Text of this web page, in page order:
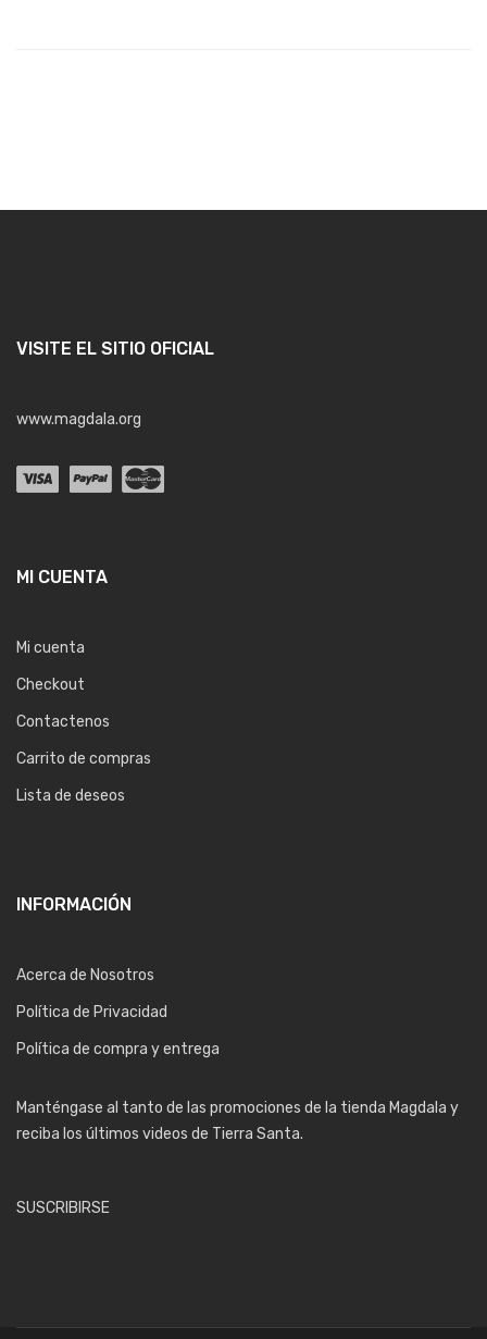
VISITE EL SITIO OFICIAL
www.magdala.org
MI CUENTA
Mi cuenta
Checkout
Contactenos
Carrito de compras
Lista de deseos
INFORMACIÓN
Acerca de Nosotros
Política de Privacidad
Política de compra y entrega
Manténgase al tanto de las promociones de la tienda Magdala y
reciba los últimos videos de Tierra Santa.
SUSCRIBIRSE